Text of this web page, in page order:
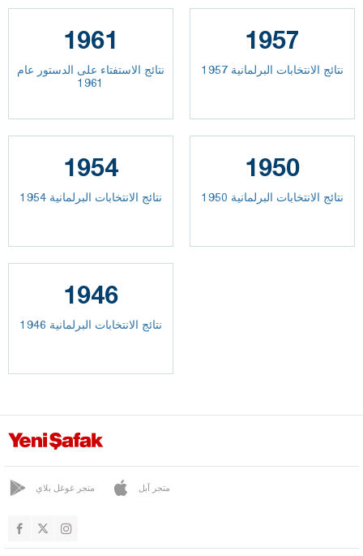
1961
نتائج الاستفتاء على الدستور عام
1961
1957
نتائج الانتخابات البرلمانية 1957
1954
نتائج الانتخابات البرلمانية 1954
1950
نتائج الانتخابات البرلمانية 1950
1946
نتائج الانتخابات البرلمانية 1946
متجر غوغل بلاي متجر آبل